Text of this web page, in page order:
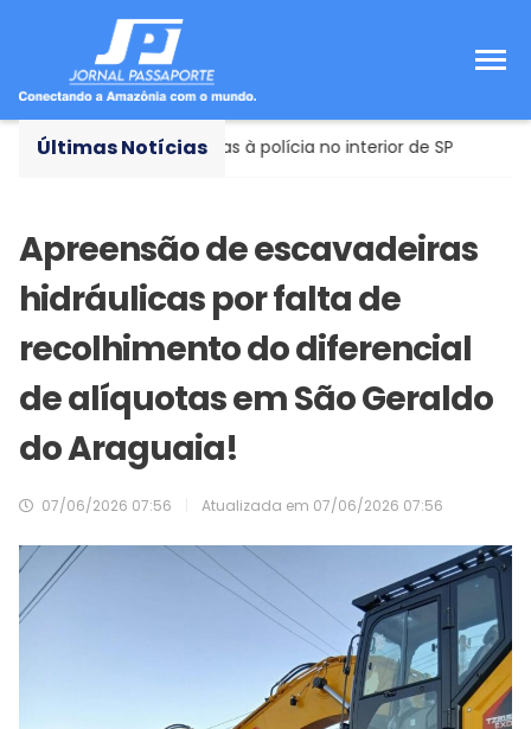
Últimas Notícias
contraditórias à polícia no interior de SP
Apreensão de escavadeiras
hidráulicas por falta de
recolhimento do diferencial
de alíquotas em São Geraldo
do Araguaia!
07/06/2026 07:56 Atualizada em 07/06/2026 07:56